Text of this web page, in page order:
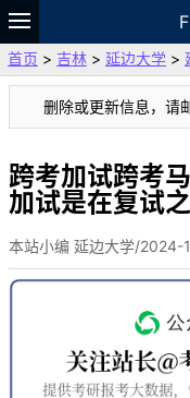
题库
故事 专题
VIP
资料
首页 > 吉林 > 延边大学 >
删除或更新信息，请
跨考加试跨考
加试是在复试
本站小编 延边大学/2024-